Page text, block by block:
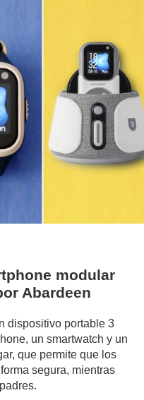
modular
Abardeen
dispositivo portable 3
un smartwatch y un
que permite que los
segura, mientras